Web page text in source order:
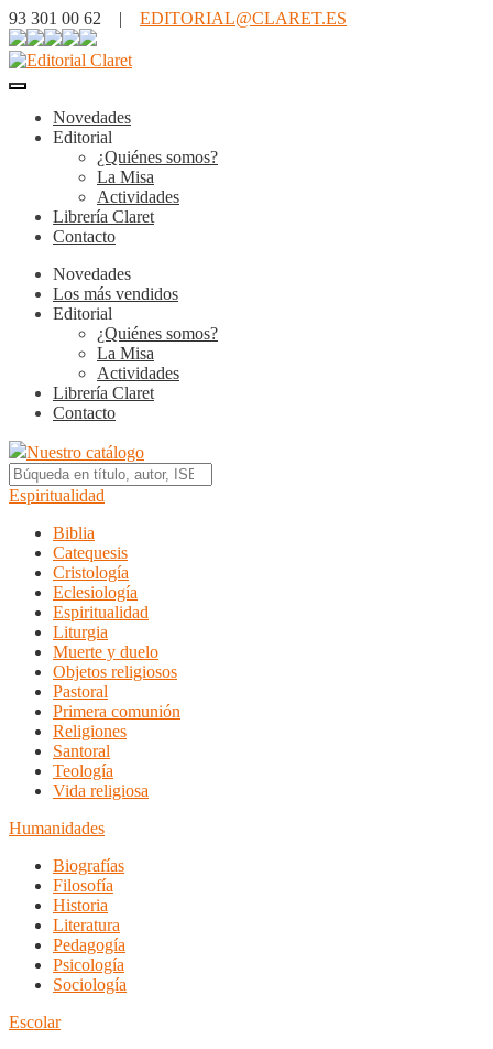
93 301 00 62 | EDITORIAL@CLARET.ES
Novedades
Editorial
¿Quiénes somos?
La Misa
Actividades
Librería Claret
Contacto
Novedades
Los más vendidos
Editorial
¿Quiénes somos?
La Misa
Actividades
Librería Claret
Contacto
Nuestro catálogo
Espiritualidad
Biblia
Catequesis
Cristología
Eclesiología
Espiritualidad
Liturgia
Muerte y duelo
Objetos religiosos
Pastoral
Primera comunión
Religiones
Santoral
Teología
Vida religiosa
Humanidades
Biografías
Filosofía
Historia
Literatura
Pedagogía
Psicología
Sociología
Escolar